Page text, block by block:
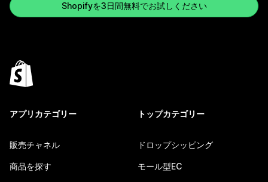
Shopifyを3日間無料でお試しください
アプリカテゴリー
販売チャネル
商品を探す
トップカテゴリー
ドロップシッピング
モール型EC